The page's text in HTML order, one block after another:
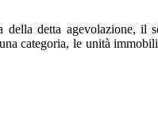
della detta agevolazione,
categoria, le unità